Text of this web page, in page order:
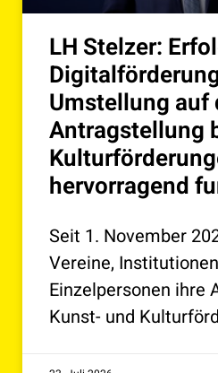
LH Stelzer:
Umstellung
Antragstellung
hervorragend
Seit 1. November
Vereine,
Einzelpersonen ihre
Kunst- und